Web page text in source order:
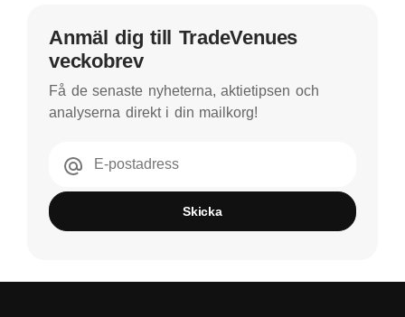
Anmäl dig till TradeVenues
veckobrev
Få de senaste nyheterna, aktietipsen och
analyserna direkt i din mailkorg!
E-postadress
Skicka